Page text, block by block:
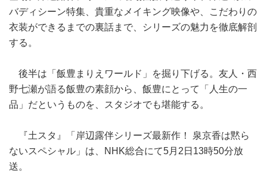
バディシーン特集、貴重なメイキング映像や、こだわりの
衣装ができるまでの裏話まで、シリーズの魅力を徹底解剖
する。
後半は「飯豊まりえワールド」を掘り下げる。友人・西
野七瀬が語る飯豊の素顔から、飯豊にとって「人生の一
品」だというものを、スタジオでも堪能する。
『土スタ』「岸辺露伴シリーズ最新作！ 泉京香は黙ら
ないスペシャル」は、NHK総合にて5月2日13時50分放
送。